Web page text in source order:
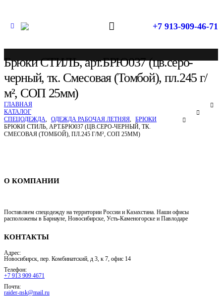
+7 913-909-46-71
Брюки СТИЛЬ, арт.БРЮ037 (цв.серо-
черный, тк. Смесовая (Томбой), пл.245 г/
м², СОП 25мм)
ГЛАВНАЯ
КАТАЛОГ
СПЕЦОДЕЖДА, ОДЕЖДА РАБОЧАЯ ЛЕТНЯЯ, БРЮКИ
БРЮКИ СТИЛЬ, АРТ.БРЮ037 (ЦВ.СЕРО-ЧЕРНЫЙ, ТК.
СМЕСОВАЯ (ТОМБОЙ), ПЛ.245 Г/М², СОП 25ММ)
Спецодежда в Новосибирске
О КОМПАНИИ
Поставляем спецодежду на территории России и Казахстана. Наши офисы
расположены в Барнауле, Новосибирске, Усть-Каменогорске и Павлодаре
КОНТАКТЫ
Адрес:
Новосибирск, пер. Комбинатский, д 3, к 7, офис 14
Телефон:
+7 913 909 4671
Почта:
raider-nsk@mail.ru